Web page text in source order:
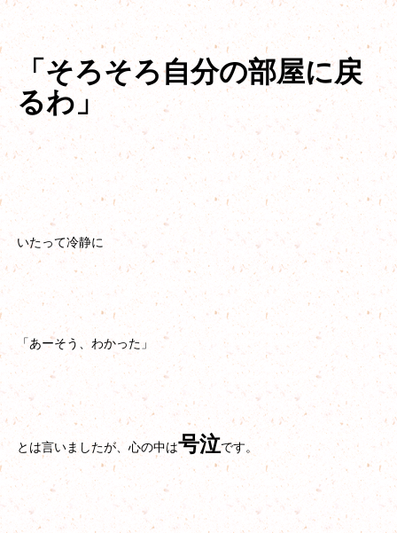
「そろそろ自分の部屋に戻
るわ」
いたって冷静に
「あーそう、わかった」
とは言いましたが、心の中は号泣です。